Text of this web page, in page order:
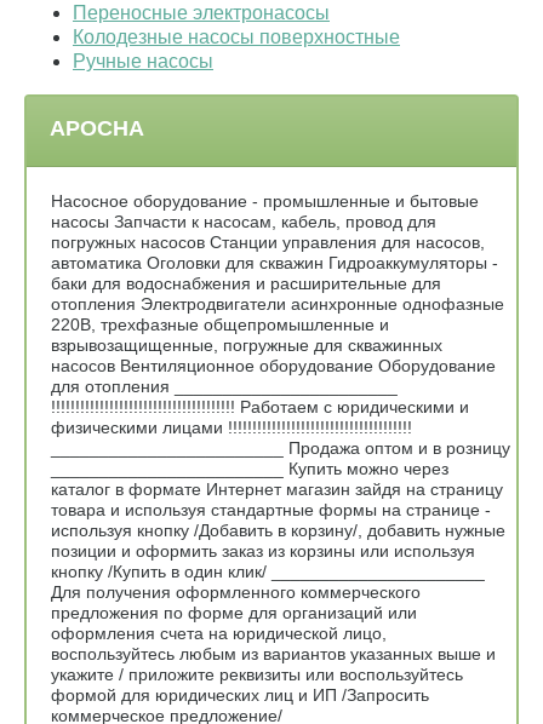
Переносные электронасосы
Колодезные насосы поверхностные
Ручные насосы
АРОСНА
Насосное оборудование - промышленные и бытовые
насосы Запчасти к насосам, кабель, провод для
погружных насосов Станции управления для насосов,
автоматика Оголовки для скважин Гидроаккумуляторы -
баки для водоснабжения и расширительные для
отопления Электродвигатели асинхронные однофазные
220В, трехфазные общепромышленные и
взрывозащищенные, погружные для скважинных
насосов Вентиляционное оборудование Оборудование
для отопления _______________________
!!!!!!!!!!!!!!!!!!!!!!!!!!!!!!!!!!!!!! Работаем с юридическими и
физическими лицами !!!!!!!!!!!!!!!!!!!!!!!!!!!!!!!!!!!!!!
________________________ Продажа оптом и в розницу
________________________ Купить можно через
каталог в формате Интернет магазин зайдя на страницу
товара и используя стандартные формы на странице -
используя кнопку /Добавить в корзину/, добавить нужные
позиции и оформить заказ из корзины или используя
кнопку /Купить в один клик/ ______________________
Для получения оформленного коммерческого
предложения по форме для организаций или
оформления счета на юридической лицо,
воспользуйтесь любым из вариантов указанных выше и
укажите / приложите реквизиты или воспользуйтесь
формой для юридических лиц и ИП /Запросить
коммерческое предложение/